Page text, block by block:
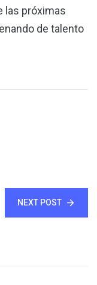
las próximas
de talento
NEXT POST